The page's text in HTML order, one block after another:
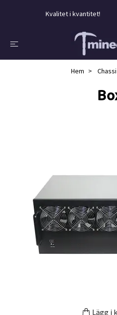
Kvalitet i kvantitet!
Hem Chassi
Lägg i